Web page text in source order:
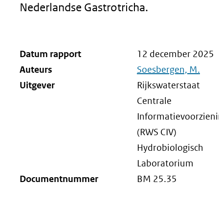
Nederlandse Gastrotricha.
Datum rapport
12 december 2025
Auteurs
Soesbergen, M.
Uitgever
Rijkswaterstaat
Centrale
(RWS CIV)
Hydrobiologisch
Laboratorium
Documentnummer
BM 25.35